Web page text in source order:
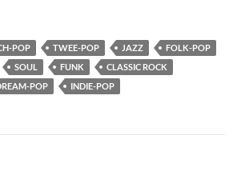
POP TWEE-POP JAZZ
FOLK-POP
SOUL FUNK
CLASSIC ROCK
POP INDIE-POP